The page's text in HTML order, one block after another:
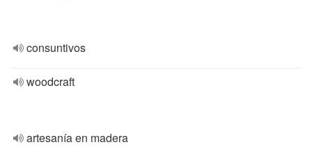
consuntivos
woodcraft
artesanía en madera